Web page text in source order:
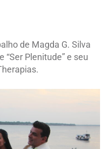
de Magda G. Silva
“Ser Plenitude” e seu